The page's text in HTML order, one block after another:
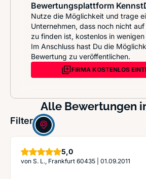
Bewertungsplattform
Nutze die Möglichkeit und trage
Unternehmen, dass noch nicht auf
zu finden ist, kostenlos in
Im Anschluss hast Du die
Bewertung zu veröffentlichen.
FIRMA KOSTENLOS
Alle Bewertungen
Filter:
5,0Sterne
von S. L., Frankfurt 60435 01.09.2011